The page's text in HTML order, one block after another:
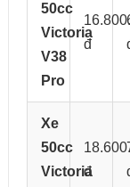
50cc
Victoria
V38
Pro
đ
Xe
50cc
Victoria
đ